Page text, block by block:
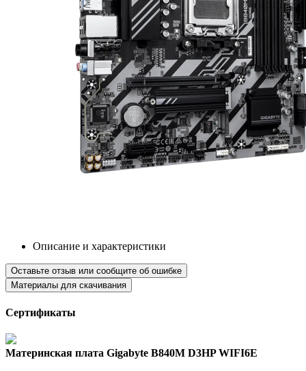
Описание и характеристики
Оставьте отзыв или сообщите об ошибке
Материалы для скачивания
Сертификаты
Материнская плата Gigabyte B840M D3HP WIFI6E